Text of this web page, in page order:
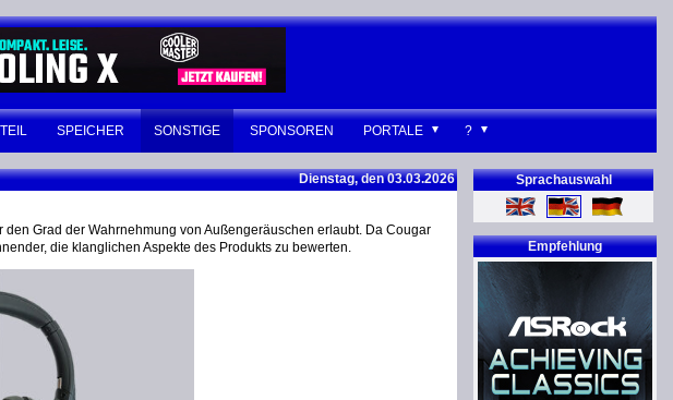
SPEICHER SONSTIGE SPONSOREN PORTALE ?
Dienstag, den 03.03.2026
Grad der Wahrnehmung von Außengeräuschen erlaubt. Da Cougar
die klanglichen Aspekte des Produkts zu bewerten.
Sprachauswahl
Empfehlung